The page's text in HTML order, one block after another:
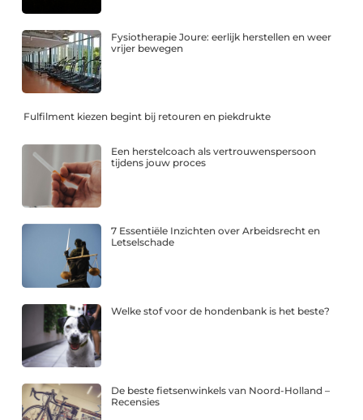
Fysiotherapie Joure: eerlijk herstellen en weer
vrijer bewegen
Fulfilment kiezen begint bij retouren en piekdrukte
Een herstelcoach als vertrouwenspersoon
tijdens jouw proces
7 Essentiële Inzichten over Arbeidsrecht en
Letselschade
Welke stof voor de hondenbank is het beste?
De beste fietsenwinkels van Noord-Holland –
Recensies